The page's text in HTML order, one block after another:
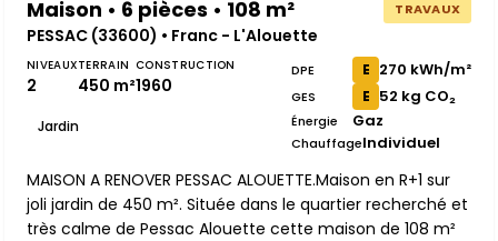
Maison • 6 pièces • 108 m² TRAVAUX
PESSAC (33600) • Franc - L'Alouette
NIVEAUX
2
TERRAIN
450 m²
CONSTRUCTION
1960
Jardin
DPE E 270 kWh/m²
GES E 52 kg CO₂
Énergie Gaz
ChauffageIndividuel
MAISON A RENOVER PESSAC ALOUETTE.Maison en R+1 sur
joli jardin de 450 m². Située dans le quartier recherché et
très calme de Pessac Alouette cette maison de 108 m²